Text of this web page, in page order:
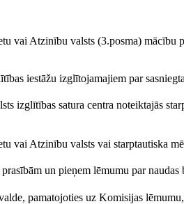
vai Atzinību valsts (3.posma)
iestāžu izglītojamajiem par
izglītības satura centra noteiktajās
vai Atzinību valsts vai starptautiska
un pieņem lēmumu par
pamatojoties uz Komisijas